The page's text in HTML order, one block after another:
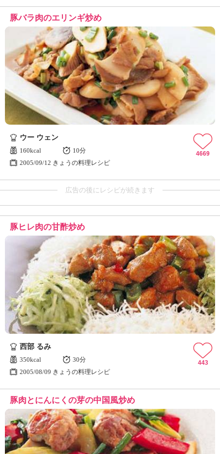
豚バラ肉のエリンギ炒め
ウー ウェン
160kcal
10分
2005/09/12 きょうの料理レシピ
4669
広告の後にレシピが続きます
豚ヒレ肉の甘酢炒め
西部 るみ
350kcal
30分
2005/08/09 きょうの料理レシピ
443
豚肉とにんにくの芽の中国風炒め